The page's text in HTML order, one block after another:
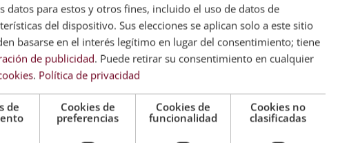
productos naturales y los aparatos tecnológicos
este concepto son diversos cursos dentro de la
Química Cosmética, Biotipos Cutáneos y
datos para estos y otros fines, incluido el uso de datos de
del dispositivo. Sus elecciones se aplican solo a este sitio
basarse en el interés legítimo en lugar del consentimiento; tiene
de publicidad. Puede retirar su consentimiento en cualquier
. Política de privacidad
de
Cookies de
preferencias
Cookies de
funcionalidad
Cookies no
clasificadas